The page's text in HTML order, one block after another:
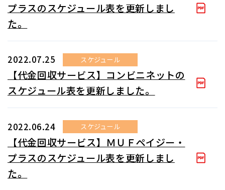
プラスのスケジュール表を更新しまし
た。
2022.07.25 スケジュール
【代金回収サービス】コンビニネットの
スケジュール表を更新しました。
2022.06.24 スケジュール
【代金回収サービス】ＭＵＦペイジー・
プラスのスケジュール表を更新しまし
た。